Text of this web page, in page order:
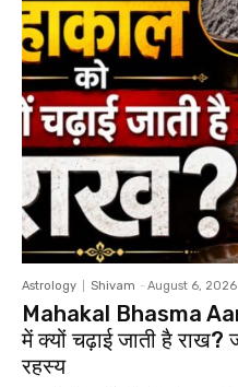
Astrology Shivam - August 6, 2026
Mahakal Bhasma
में क्यों चढ़ाई जाती है राख?
रहस्य